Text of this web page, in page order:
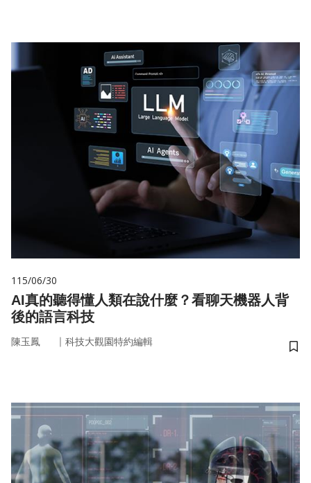
115/06/30
AI真的聽得懂人類在說什麼？看聊天機器人背
後的語言科技
陳玉鳳 ｜ 科技大觀園特約編輯
儲